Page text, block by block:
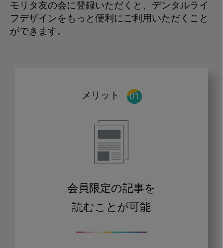
モリタ友の会に登録いただくと、デンタルライ
フデザインをもっと便利にご利用いただくこと
ができます。
メリット
会員限定の記事を
読むことが可能